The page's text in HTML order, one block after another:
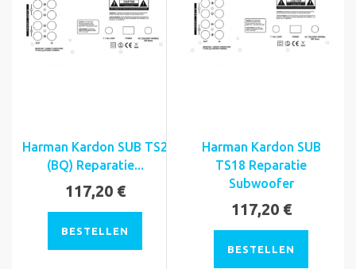
Harman Kardon SUB TS2
(BQ) Reparatie...
117,20 €
BESTELLEN
Harman Kardon SUB
TS18 Reparatie
Subwoofer
117,20 €
BESTELLEN